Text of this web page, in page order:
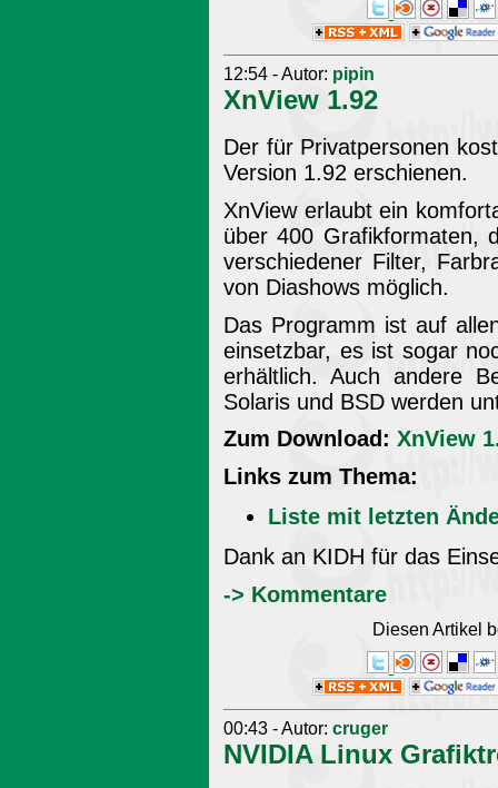
12:54 - Autor: pipin
XnView 1.92
Der für Privatpersonen
Version 1.92 erschienen.
XnView erlaubt ein
über 400 Grafikformaten,
verschiedener Filter,
von Diashows möglich.
Das Programm ist auf
einsetzbar, es ist sogar
erhältlich. Auch andere
Solaris und BSD werden
Zum Download: XnView
Links zum Thema:
Liste mit letzten
Dank an KIDH für das
-> Kommentare
Diesen Artikel
00:43 - Autor: cruger
NVIDIA Linux